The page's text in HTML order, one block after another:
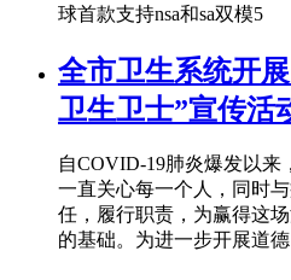
球首款支持nsa和sa双模5
全市卫生系统开
卫生卫士”宣传活
自COVID-19肺炎爆发以来
一直关心每一个人，同时
任，履行职责，为赢得这
的基础。为进一步开展道德